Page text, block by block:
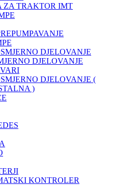
ZA TRAKTOR IMT
DJELOVANJE
DJELOVANJE
DJELOVANJE (
)
KONTROLER